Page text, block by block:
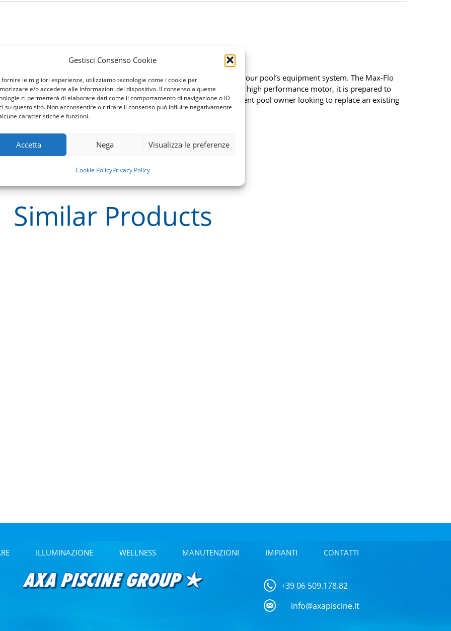
Gestisci Consenso Cookie
fornire le migliori esperienze, utilizziamo tecnologie come i cookie per
e/o accedere alle informazioni del dispositivo. Il consenso a queste
ci permetterà di elaborare dati come il comportamento di navigazione o ID
su questo sito. Non acconsentire o ritirare il consenso può influire negativamente
caratteristiche e funzioni.
Accetta Nega Visualizza le preferenze
Cookie PolicyPrivacy Policy
performance motor for an exceptional value.
“circulation” system. A pump keeps the water moving throughout your pool’s equipment system. The Max-Flo
and filtering water through your swimming pool. With its heavy-duty, high performance motor, it is prepared to
Flo pump, the perfect pump for new construction pools or for a current pool owner looking to replace an existing
Similar Products
ILLUMINAZIONE WELLNESS MANUTENZIONI IMPIANTI CONTATTI
+39 06 509.178.82
info@axapiscine.it